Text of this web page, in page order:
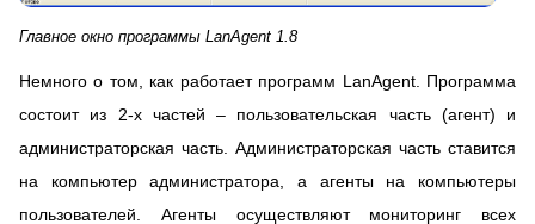
Главное окно программы LanAgent 1.8
Немного о том, как работает программ LanAgent. Программа
состоит из 2-х частей – пользовательская часть (агент) и
администраторская часть. Администраторская часть ставится
на компьютер администратора, а агенты на компьютеры
пользователей. Агенты осуществляют мониторинг всех